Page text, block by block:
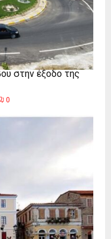
στην έξοδο της
0